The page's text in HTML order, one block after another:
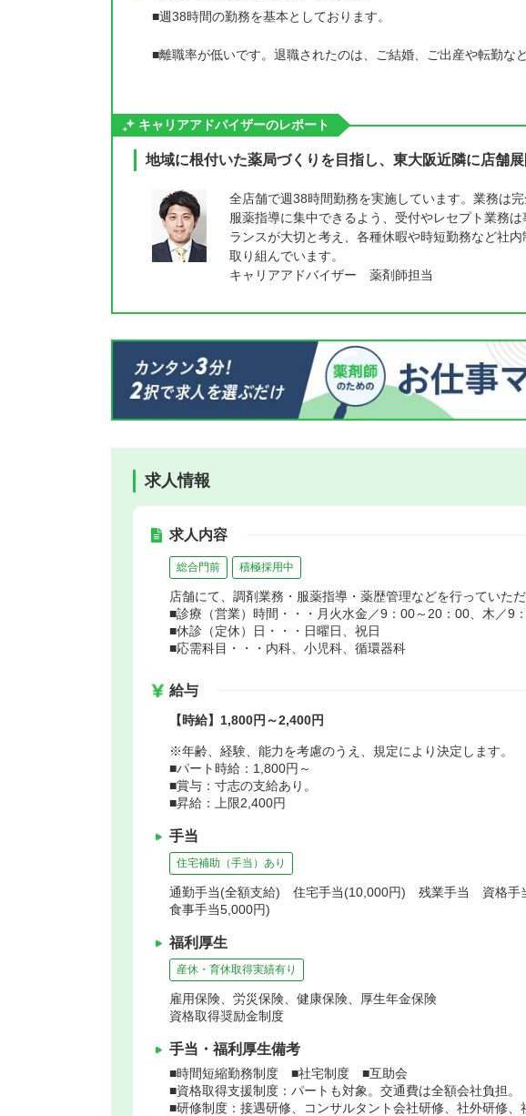
■週38時間の勤務を基本としております。
■離職率が低いです。退職されたのは、ご結婚、ご出産や転勤な
キャリアアドバイザーのレポート
地域に根付いた薬局づくりを目指し、東大阪近隣に店舗展
全店舗で週38時間勤務を実施しています。業務は
服薬指導に集中できるよう、受付やレセプト業務
ランスが大切と考え、各種休暇や時短勤務など社
取り組んでいます。
キャリアアドバイザー 薬剤師担当
求人情報
求人内容
総合門前 積極採用中
店舗にて、調剤業務・服薬指導・薬歴管理などを行っていただ
■診療（営業）時間・・・月火水金／9：00～20：00、木／9
■休診（定休）日・・・日曜日、祝日
■応需科目・・・内科、小児科、循環器科
給与
【時給】1,800円～2,400円
※年齢、経験、能力を考慮のうえ、規定により決定します。
■パート時給：1,800円～
■賞与：寸志の支給あり。
■昇給：上限2,400円
手当
住宅補助（手当）あり
通勤手当(全額支給) 住宅手当(10,000円) 残業手当 資格手
食事手当5,000円)
福利厚生
産休・育休取得実績有り
雇用保険、労災保険、健康保険、厚生年金保険
資格取得奨励金制度
手当・福利厚生備考
■時間短縮勤務制度 ■社宅制度 ■互助会
■資格取得支援制度：パートも対象。交通費は全額会社負担。
■研修制度：接遇研修、コンサルタント会社研修、社外研修、